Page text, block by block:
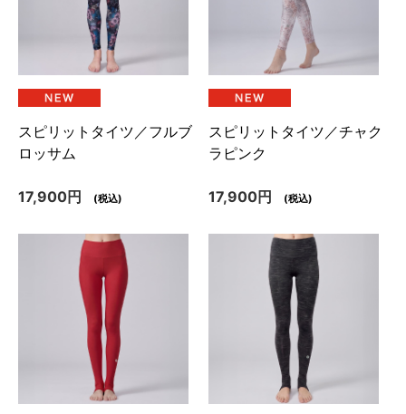
スピリットタイツ／フルブ
ロッサム
17,900円 (税込)
スピリットタイツ／チャク
ラピンク
17,900円 (税込)